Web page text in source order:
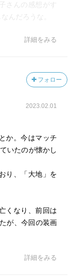
さんの感想がす
んだろうな。
詳細をみる
フォロー
2023.02.01
か。今はマッチ
いたのが懐かし
り、「大地」を
くなり、前回は
が、今回の装画
詳細をみる